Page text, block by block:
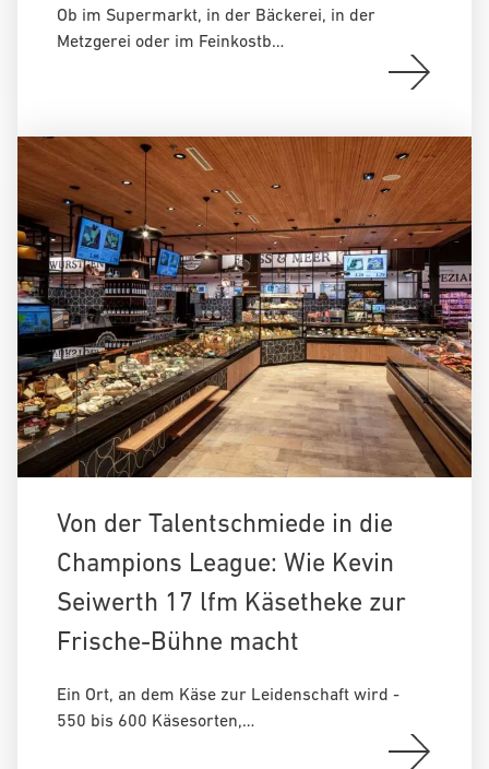
Ob im Supermarkt, in der Bäckerei, in der
Metzgerei oder im Feinkostb…
Von der Talentschmiede in die
Champions League: Wie Kevin
Seiwerth 17 lfm Käsetheke zur
Frische-Bühne macht
Ein Ort, an dem Käse zur Leidenschaft wird -
550 bis 600 Käsesorten,…